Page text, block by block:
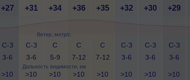
Ветер, метр/с
Дальность видимости, км
+27 +31 +34 +36 +35 +32 +30 +29
С-З
3-6
С-З
3-6
С
5-9
С
7-12
С
7-12
С-З
3-6
С-З
3-6
С-З
3-6
>10 >10 >10 >10 >10 >10 >10 >10